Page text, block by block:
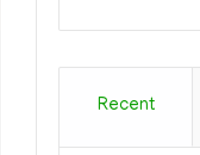
Recent